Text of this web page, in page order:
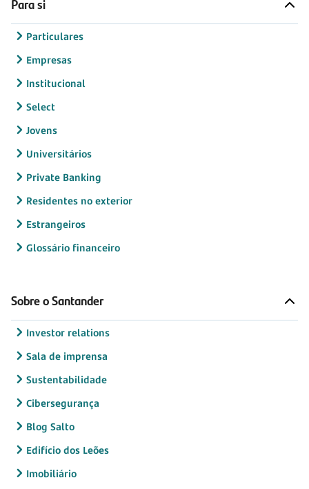
Para si
Particulares
Empresas
Institucional
Select
Jovens
Universitários
Private Banking
Residentes no exterior
Estrangeiros
Glossário financeiro
Sobre o Santander
Investor relations
Sala de imprensa
Sustentabilidade
Cibersegurança
Blog Salto
Edifício dos Leões
Imobiliário